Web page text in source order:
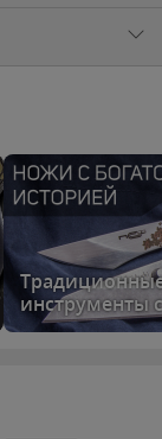
инструменты